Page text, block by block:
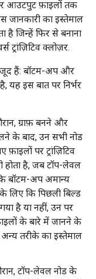
आउटपुट फ़ाइलों तक
जानकारी का इस्तेमाल
है जिन्हें फिर से बनाना
ट्रांज़िटिव क्लोज़र.
हैं: बॉटम-अप और
यह इस बात पर निर्भर
ग्राफ़ बनने और
के बाद, उन सभी नोड
पर ट्रांज़िटिव
होता है, जब टॉप-लेवल
बॉटम-अप अमान्य
लिए कि पिछली बिल्ड
है या नहीं, उन पर
के बारे में जानने के
तरीके का इस्तेमाल
टॉप-लेवल नोड के